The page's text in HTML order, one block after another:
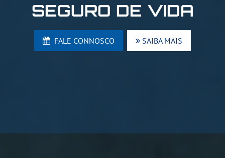
SEGURO DE VIDA
FALE CONNOSCO SAIBA MAIS